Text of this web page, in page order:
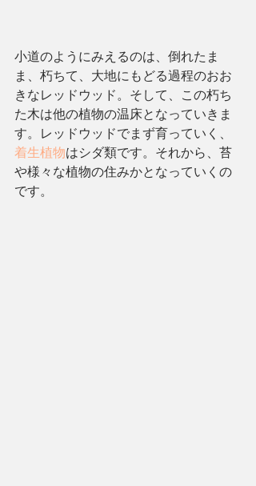
小道のようにみえるのは、倒れたま
ま、朽ちて、大地にもどる過程のおお
きなレッドウッド。そして、この朽ち
た木は他の植物の温床となっていきま
す。レッドウッドでまず育っていく、
着生植物はシダ類です。それから、苔
や様々な植物の住みかとなっていくの
です。